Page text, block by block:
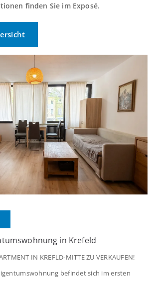
finden Sie im Exposé.
in Krefeld
IN KREFLD-MITTE ZU VERKAUFEN!
befindet sich im ersten